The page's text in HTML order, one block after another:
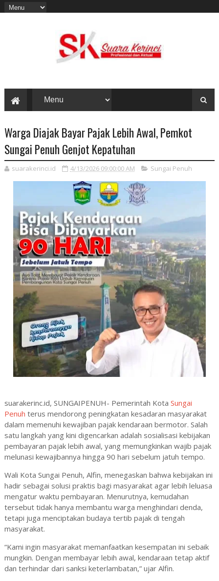
Warga Diajak Bayar Pajak Lebih Awal, Pemkot
Sungai Penuh Genjot Kepatuhan
suarakerinci.id 4/13/2026 09:00:00 AM Sungai Penuh
suarakerinc.id, SUNGAIPENUH- Pemerintah Kota Sungai
Penuh terus mendorong peningkatan kesadaran masyarakat
dalam memenuhi kewajiban pajak kendaraan bermotor. Salah
satu langkah yang kini digencarkan adalah sosialisasi kebijakan
pembayaran pajak lebih awal, yang memungkinkan wajib pajak
melunasi kewajibannya hingga 90 hari sebelum jatuh tempo.
Wali Kota Sungai Penuh, Alfin, menegaskan bahwa kebijakan ini
hadir sebagai solusi praktis bagi masyarakat agar lebih leluasa
mengatur waktu pembayaran. Menurutnya, kemudahan
tersebut tidak hanya membantu warga menghindari denda,
tetapi juga menciptakan budaya tertib pajak di tengah
masyarakat.
“Kami ingin masyarakat memanfaatkan kesempatan ini sebaik
mungkin. Dengan membayar lebih awal, kendaraan tetap aktif
dan terhindar dari sanksi keterlambatan,” ujar Alfin.